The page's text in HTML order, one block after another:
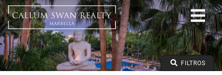
Zona playa
Marbella Golden Mile
Coral Beach
Todos los tipos
Precio desde
Precio hasta
Dormitorios mínimos FILTROS